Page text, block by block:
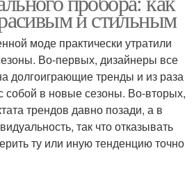
и стильным
моде практически утратили
Во-первых, дизайнеры все
долгоиграющие тренды и из раза
собой в новые сезоны. Во-вторых,
трендов давно позади, а в
так что отказывать
ту или иную тенденцию точно